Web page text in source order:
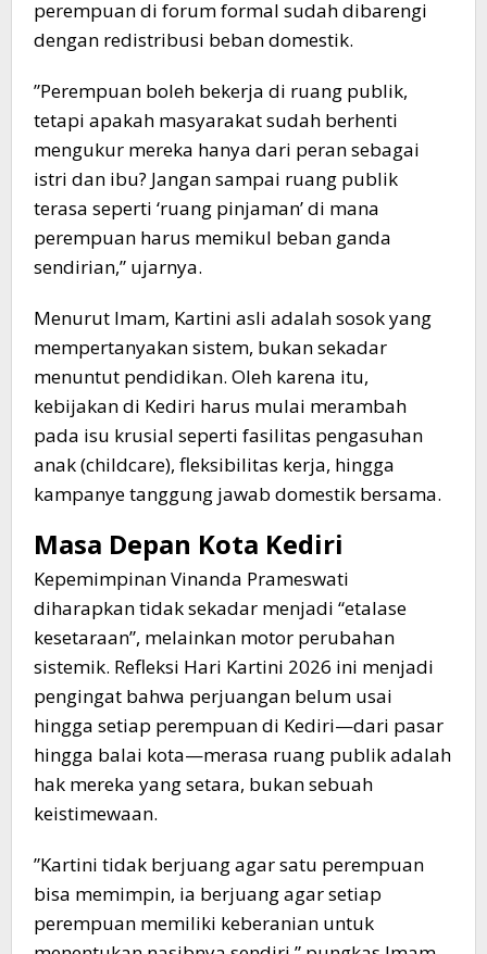
perempuan di forum formal sudah dibarengi
dengan redistribusi beban domestik.
​”Perempuan boleh bekerja di ruang publik,
tetapi apakah masyarakat sudah berhenti
mengukur mereka hanya dari peran sebagai
istri dan ibu? Jangan sampai ruang publik
terasa seperti ‘ruang pinjaman’ di mana
perempuan harus memikul beban ganda
sendirian,” ujarnya.
​Menurut Imam, Kartini asli adalah sosok yang
mempertanyakan sistem, bukan sekadar
menuntut pendidikan. Oleh karena itu,
kebijakan di Kediri harus mulai merambah
pada isu krusial seperti fasilitas pengasuhan
anak (childcare), fleksibilitas kerja, hingga
kampanye tanggung jawab domestik bersama.
​Masa Depan Kota Kediri
​Kepemimpinan Vinanda Prameswati
diharapkan tidak sekadar menjadi “etalase
kesetaraan”, melainkan motor perubahan
sistemik. Refleksi Hari Kartini 2026 ini menjadi
pengingat bahwa perjuangan belum usai
hingga setiap perempuan di Kediri—dari pasar
hingga balai kota—merasa ruang publik adalah
hak mereka yang setara, bukan sebuah
keistimewaan.
​”Kartini tidak berjuang agar satu perempuan
bisa memimpin, ia berjuang agar setiap
perempuan memiliki keberanian untuk